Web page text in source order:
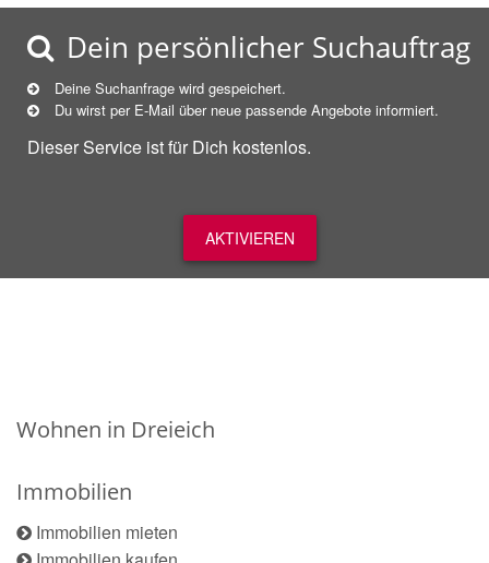
Dein persönlicher Suchauftrag
Deine Suchanfrage wird gespeichert.
Du wirst per E-Mail über neue passende Angebote informiert.
Dieser Service ist für Dich kostenlos.
AKTIVIEREN
Wohnen in Dreieich
Immobilien
Immobilien mieten